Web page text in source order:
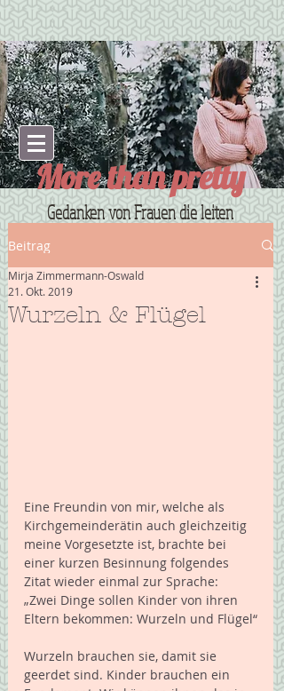
More than pretty
Gedanken von Frauen die leiten
Beitrag
Wurzeln & Flügel
Mirja Zimmermann-Oswald
21. Okt. 2019
Eine Freundin von mir, welche als
Kirchgemeinderätin auch gleichzeitig
meine Vorgesetzte ist, brachte bei
einer kurzen Besinnung folgendes
Zitat wieder einmal zur Sprache:
„Zwei Dinge sollen Kinder von ihren
Eltern bekommen: Wurzeln und Flügel“
Wurzeln brauchen sie, damit sie
geerdet sind. Kinder brauchen ein